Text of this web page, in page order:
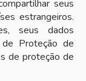
seus
estrangeiros.
seus dados
Proteção de
de proteção de